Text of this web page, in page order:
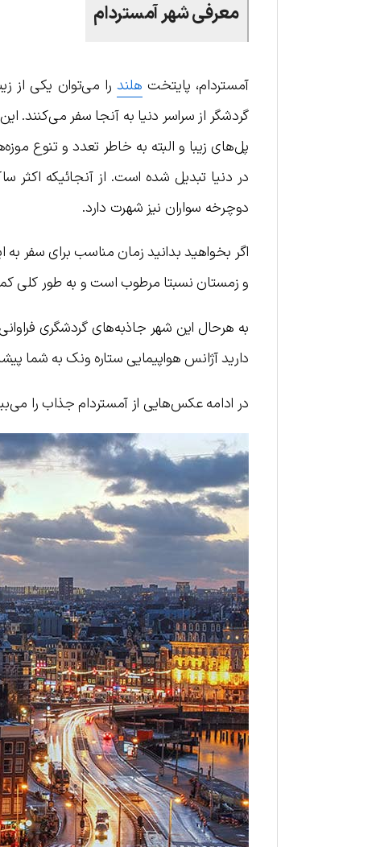
معرفی شهر آمستردام
آمستردام، پایتخت هلند را می‌توان یکی از
گردشگر از سراسر دنیا به آنجا سفر می‌کنند.
پل‌های زیبا و البته به خاطر تعدد و تنوع
در دنیا تبدیل شده است. از آنجائیکه اکثر
دوچرخه سواران نیز شهرت دارد.
اگر بخواهید بدانید زمان مناسب برای
و زمستان نسبتا مرطوب است و به طور کلی
به هرحال این شهر جاذبه‌های گردشگری
دارید آژانس هواپیمایی ستاره ونک به شما
در ادامه عکس‌هایی از آمستردام جذاب را